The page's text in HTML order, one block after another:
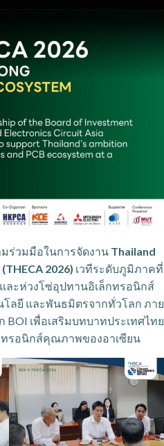
ร่วมมือในการจัดงาน Thailand
2026) เวทีระดับภูมิภาคที่
ละห่วงโซ่อุปทานอิเล็กทรอนิกส์
ลยี และพันธมิตรจากทั่วโลก ภาย
เพื่อเสริมบทบาทประเทศไทย
ทรอนิกส์คุณภาพของอาเซียน